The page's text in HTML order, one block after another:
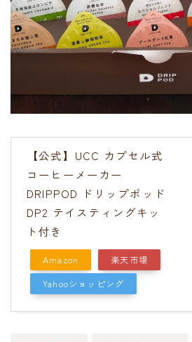
【公式】UCC カプセル式
コーヒーメーカー
DRIPPOD ドリップポッド
DP2 テイスティングキッ
ト付き
Amazon
楽天市場
Yahooショッピング